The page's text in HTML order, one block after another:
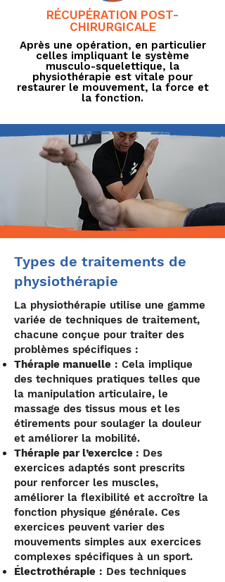
RÉCUPÉRATION POST-
CHIRURGICALE
Après une opération, en particulier
celles impliquant le système
musculo-squelettique, la
physiothérapie est vitale pour
restaurer le mouvement, la force et
la fonction.
Types de traitements de
physiothérapie
La physiothérapie utilise une gamme
variée de techniques de traitement,
chacune conçue pour traiter des
problèmes spécifiques :
Thérapie manuelle : Cela implique
des techniques pratiques telles que
la manipulation articulaire, le
massage des tissus mous et les
étirements pour soulager la douleur
et améliorer la mobilité.
Thérapie par l’exercice : Des
exercices adaptés sont prescrits
pour renforcer les muscles,
améliorer la flexibilité et accroître la
fonction physique générale. Ces
exercices peuvent varier des
mouvements simples aux exercices
complexes spécifiques à un sport.
Électrothérapie : Des techniques